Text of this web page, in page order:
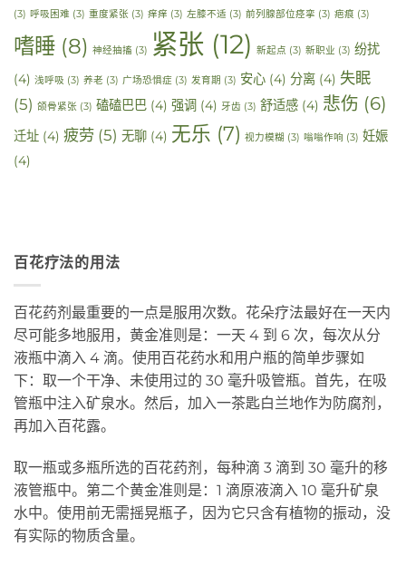
(3) 呼吸困难 (3) 重度紧张 (3) 痒痒 (3) 左膝不适 (3) 前列腺部位痉挛 (3) 疤痕 (3)
嗜睡 (8) 神经抽搐 (3) 紧张 (12) 新起点 (3) 新职业 (3) 纷扰
(4) 浅呼吸 (3) 养老 (3) 广场恐惧症 (3) 发育期 (3) 安心 (4) 分离 (4) 失眠
(5) 颌骨紧张 (3) 磕磕巴巴 (4) 强调 (4) 牙齿 (3) 舒适感 (4) 悲伤 (6)
迁址 (4) 疲劳 (5) 无聊 (4) 无乐 (7) 视力模糊 (3) 嗡嗡作响 (3) 妊娠
(4)
百花疗法的用法
百花药剂最重要的一点是服用次数。花朵疗法最好在一天内
尽可能多地服用，黄金准则是：一天 4 到 6 次，每次从分
液瓶中滴入 4 滴。使用百花药水和用户瓶的简单步骤如
下：取一个干净、未使用过的 30 毫升吸管瓶。首先，在吸
管瓶中注入矿泉水。然后，加入一茶匙白兰地作为防腐剂，
再加入百花露。
取一瓶或多瓶所选的百花药剂，每种滴 3 滴到 30 毫升的移
液管瓶中。第二个黄金准则是：1 滴原液滴入 10 毫升矿泉
水中。使用前无需摇晃瓶子，因为它只含有植物的振动，没
有实际的物质含量。